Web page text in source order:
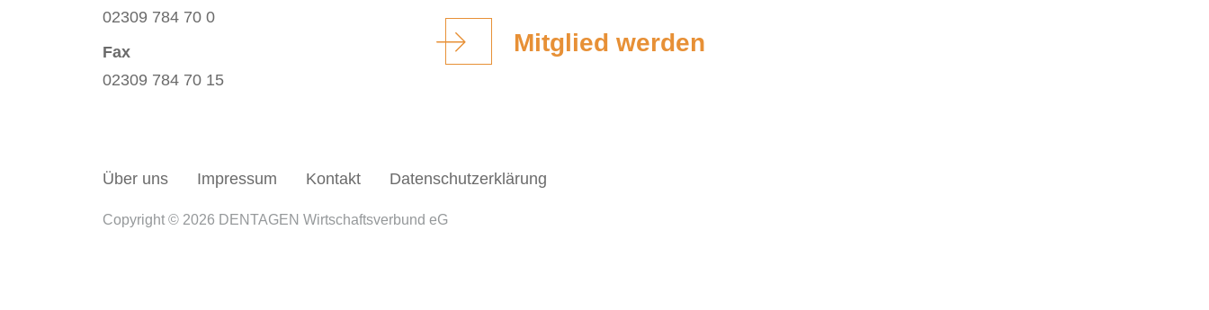
02309 784 70 0
Fax
02309 784 70 15
Mitglied werden
Über uns Impressum Kontakt Datenschutzerklärung
Copyright © 2026 DENTAGEN Wirtschaftsverbund eG